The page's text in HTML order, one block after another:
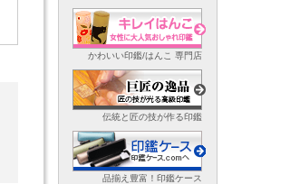
かわいい印鑑/はんこ 専門店
伝統と匠の技が作る印鑑
品揃え豊富！印鑑ケース